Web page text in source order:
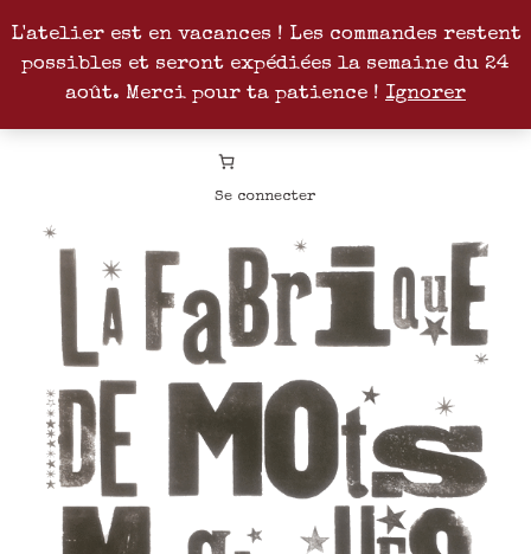
L'atelier est en vacances ! Les commandes restent
possibles et seront expédiées la semaine du 24
août. Merci pour ta patience ! Ignorer
InstagramPinterest Patreon
Se connecter